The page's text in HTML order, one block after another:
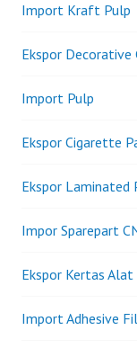
Import Kraft Pulp
Ekspor Decorative
Import Pulp
Ekspor Cigarette
Ekspor Laminated
Impor Sparepart
Ekspor Kertas Alat
Import Adhesive